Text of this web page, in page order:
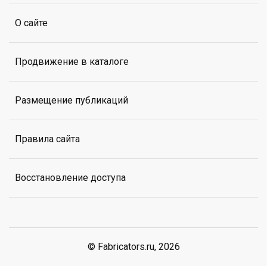
О сайте
Продвижение в каталоге
Размещение публикаций
Правила сайта
Восстановление доступа
© Fabricators.ru, 2026